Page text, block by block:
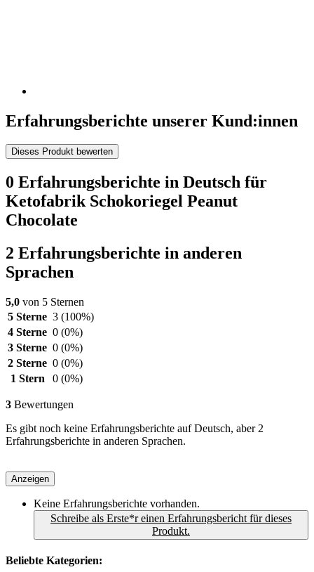
Erfahrungsberichte unserer Kund:innen
Dieses Produkt bewerten
0 Erfahrungsberichte in Deutsch für
Ketofabrik Schokoriegel Peanut
Chocolate
2 Erfahrungsberichte in anderen
Sprachen
5,0 von 5 Sternen
5 Sterne 3 (100%)
4 Sterne 0 (0%)
3 Sterne 0 (0%)
2 Sterne 0 (0%)
1 Stern
0 (0%)
3 Bewertungen
Es gibt noch keine Erfahrungsberichte auf Deutsch, aber 2
Erfahrungsberichte in anderen Sprachen.
Anzeigen
Keine Erfahrungsberichte vorhanden.
Schreibe als Erste*r einen Erfahrungsbericht für dieses
Produkt.
Beliebte Kategorien: